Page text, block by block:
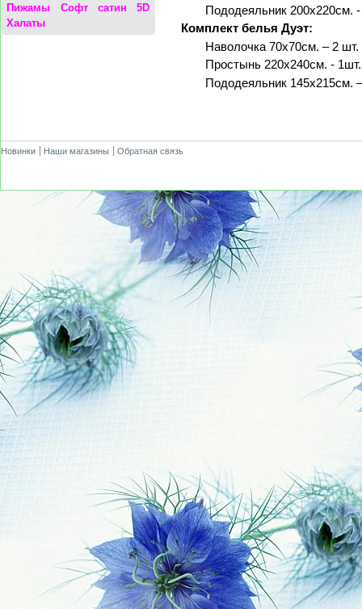
Пижамы
Софт сатин 5D
Халаты
Пододеяльник 200х220см.
Комплект белья Дуэт:
Наволочка 70х70см. – 2 шт.
Простынь 220х240см. - 1шт.
Пододеяльник 145х215см.
Новинки Наши магазины Обратная связь